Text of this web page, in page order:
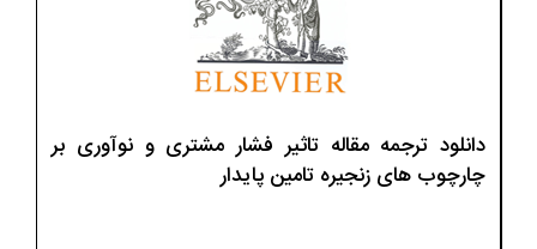
دانلود ترجمه مقاله تاثیر فشار مشتری و نوآوری بر
چارچوب های زنجیره تامین پایدار